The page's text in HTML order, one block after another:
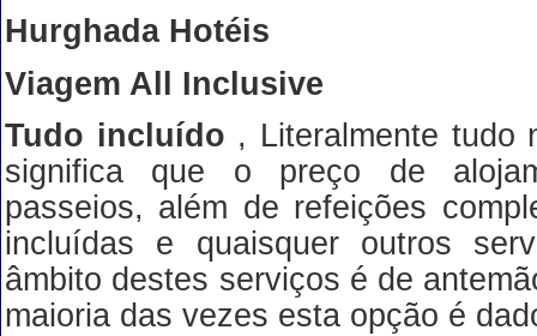
Hurghada Hotéis
Viagem All Inclusive
Tudo incluído , Literalmente tudo
significa que o preço de
passeios, além de refeições
incluídas e quaisquer outros
âmbito destes serviços é de
maioria das vezes esta opção é